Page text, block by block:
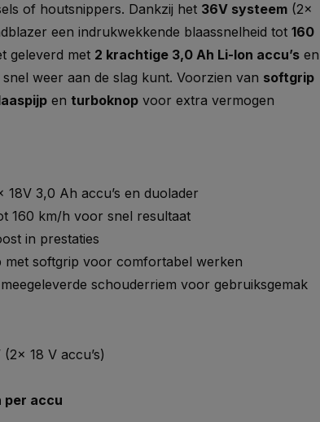
of houtsnippers. Dankzij het 36V systeem (2x
een indrukwekkende blaassnelheid tot 160
geleverd met 2 krachtige 3,0 Ah Li-Ion accu’s en
snel weer aan de slag kunt. Voorzien van softgrip
en turboknop voor extra vermogen
3,0 Ah accu’s en duolader
160 km/h voor snel resultaat
in prestaties
met softgrip voor comfortabel werken
schouderriem voor gebruiksgemak
(2x 18 V accu’s)
per accu